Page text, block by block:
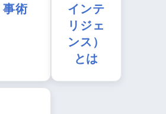
事術
インテ
リジェ
ンス）
とは